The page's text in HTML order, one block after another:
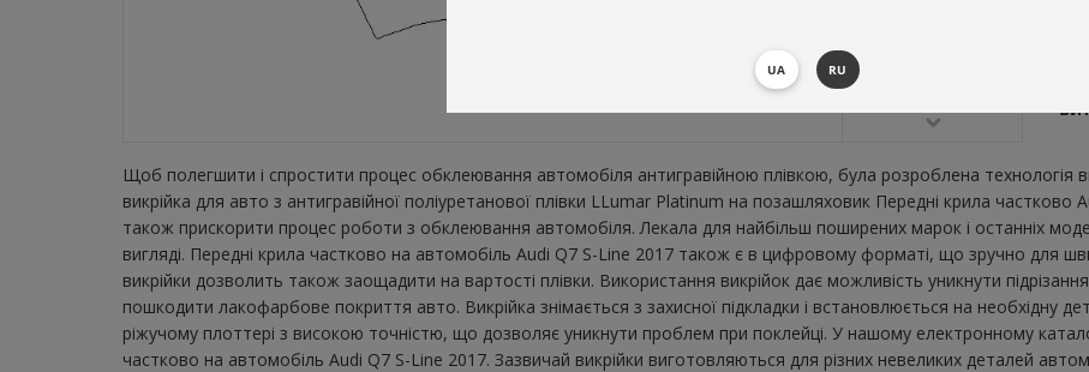
Щоб полегшити і спростити процес обклеювання автомобіля антигравійною плівкою, була розроблена технологія
викрійка для авто з антигравійної поліуретанової плівки LLumar Platinum на позашляховик Передні крила
також прискорити процес роботи з обклеювання автомобіля. Лекала для найбільш поширених марок і останніх
вигляді. Передні крила частково на автомобіль Audi Q7 S-Line 2017 також є в цифровому форматі, що зручно для
викрійки дозволить також заощадити на вартості плівки. Використання викрійок дає можливість уникнути
пошкодити лакофарбове покриття авто. Викрійка знімається з захисної підкладки і встановлюється на необхідну
ріжучому плоттері з високою точністю, що дозволяє уникнути проблем при поклейці. У нашому електронному
частково на автомобіль Audi Q7 S-Line 2017. Зазвичай викрійки виготовляються для різних невеликих деталей
UA RU